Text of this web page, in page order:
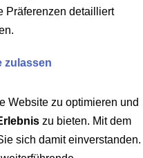
Präferenzen detailliert
zulassen
Website zu optimieren und
zu bieten. Mit dem
sich damit einverstanden.